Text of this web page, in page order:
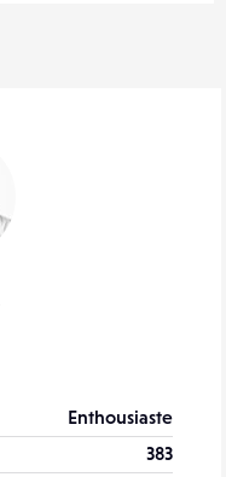
Enthousiaste
383